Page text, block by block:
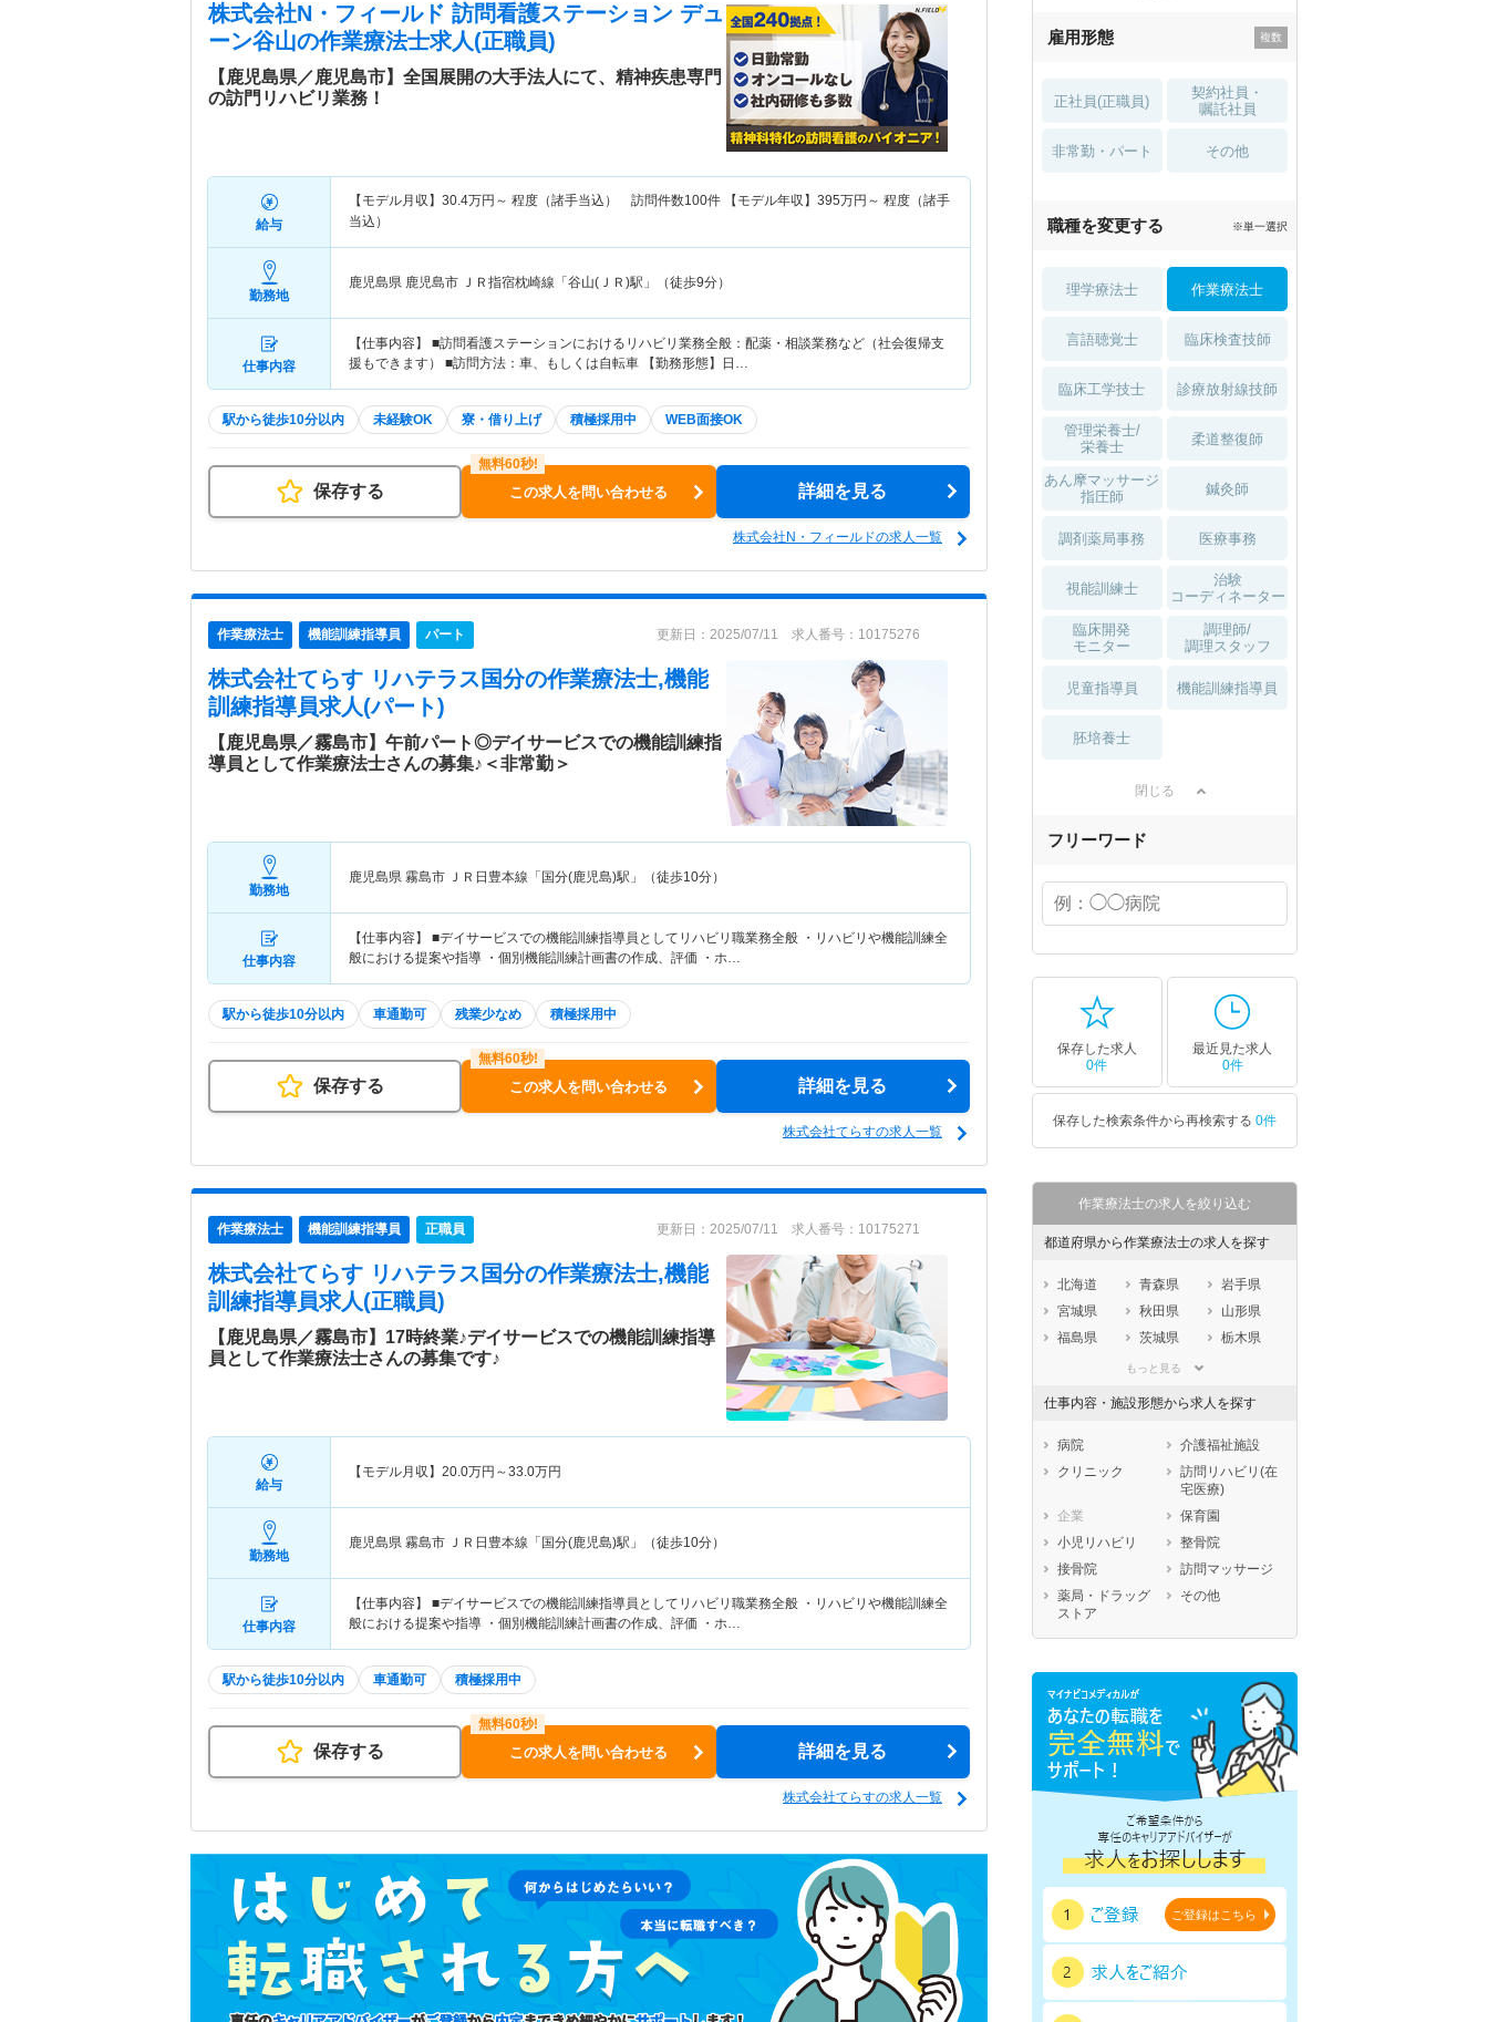
株式会社N・フィールド 訪問看護ステーション デュ
ーン谷山の作業療法士求人(正職員)
【鹿児島県／鹿児島市】全国展開の大手法人にて、精神疾患専門
の訪門リハビリ業務！
給与
【モデル月収】 30.4万円～ 程度（諸手当込） 訪問件数100件 【モデル年収】 395万円～ 程度（諸手
当込）
勤務地
鹿児島県 鹿児島市 ＪＲ指宿枕崎線「谷山(ＪＲ)駅」（徒歩9分）
仕事内容
【仕事内容】 ■訪問看護ステーションにおけるリハビリ業務全般：配薬・相談業務など（社会復帰支
援もできます） ■訪問方法：車、もしくは自転車 【勤務形態】日…
駅から徒歩10分以内 未経験OK 寮・借り上げ 積極採用中 WEB面接OK
保存する この求人を問い合わせる 詳細を見る
株式会社N・フィールドの求人一覧
作業療法士 機能訓練指導員 パート 更新日：2025/07/11 求人番号：10175276
株式会社てらす リハテラス国分の作業療法士,機能
訓練指導員求人(パート)
【鹿児島県／霧島市】午前パート◎デイサービスでの機能訓練指
導員として作業療法士さんの募集♪＜非常勤＞
勤務地
鹿児島県 霧島市 ＪＲ日豊本線「国分(鹿児島)駅」（徒歩10分）
仕事内容
【仕事内容】 ■デイサービスでの機能訓練指導員としてリハビリ職業務全般 ・リハビリや機能訓練全
般における提案や指導 ・個別機能訓練計画書の作成、評価 ・ホ…
駅から徒歩10分以内 車通勤可 残業少なめ 積極採用中
保存する この求人を問い合わせる 詳細を見る
株式会社てらすの求人一覧
作業療法士 機能訓練指導員 正職員 更新日：2025/07/11 求人番号：10175271
株式会社てらす リハテラス国分の作業療法士,機能
訓練指導員求人(正職員)
【鹿児島県／霧島市】17時終業♪デイサービスでの機能訓練指導
員として作業療法士さんの募集です♪
給与
【モデル月収】 20.0万円～33.0万円
勤務地
鹿児島県 霧島市 ＪＲ日豊本線「国分(鹿児島)駅」（徒歩10分）
仕事内容
【仕事内容】 ■デイサービスでの機能訓練指導員としてリハビリ職業務全般 ・リハビリや機能訓練全
般における提案や指導 ・個別機能訓練計画書の作成、評価 ・ホ…
駅から徒歩10分以内 車通勤可 積極採用中
保存する この求人を問い合わせる 詳細を見る
株式会社てらすの求人一覧
雇用形態
正社員(正職員)
契約社員・
嘱託社員
非常勤・パート その他
職種を変更する ※単一選択
理学療法士 作業療法士
言語聴覚士 臨床検査技師
臨床工学技士 診療放射線技師
管理栄養士/
栄養士
柔道整復師
あん摩マッサージ
指圧師
鍼灸師
調剤薬局事務 医療事務
視能訓練士
治験
コーディネーター
臨床開発
モニター
調理師/
調理スタッフ
児童指導員 機能訓練指導員
胚培養士
閉じる
フリーワード
保存した求人
0件
最近見た求人
0件
保存した検索条件から再検索する 0件
作業療法士の求人を絞り込む
都道府県から作業療法士の求人を探す
北海道 青森県
岩手県
宮城県
秋田県
山形県
福島県
茨城県
栃木県
埼玉県
石川県
福井県
岐阜県
静岡県
愛知県
三重県
大阪府
兵庫県
奈良県
鳥取県
島根県
広島県
山口県
徳島県
香川県
愛媛県
もっと見る
仕事内容・施設形態から求人を探す
病院
介護福祉施設
クリニック
訪問リハビリ(在
宅医療)
企業
保育園
小児リハビリ
整骨院
接骨院
訪問マッサージ
薬局・ドラッグ
ストア
その他
ご登録はこちら